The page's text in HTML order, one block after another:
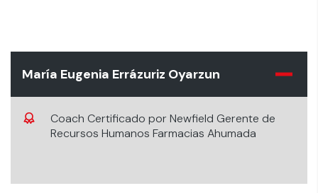
María Eugenia Errázuriz Oyarzun
Coach Certificado por Newfield Gerente de
Recursos Humanos Farmacias Ahumada